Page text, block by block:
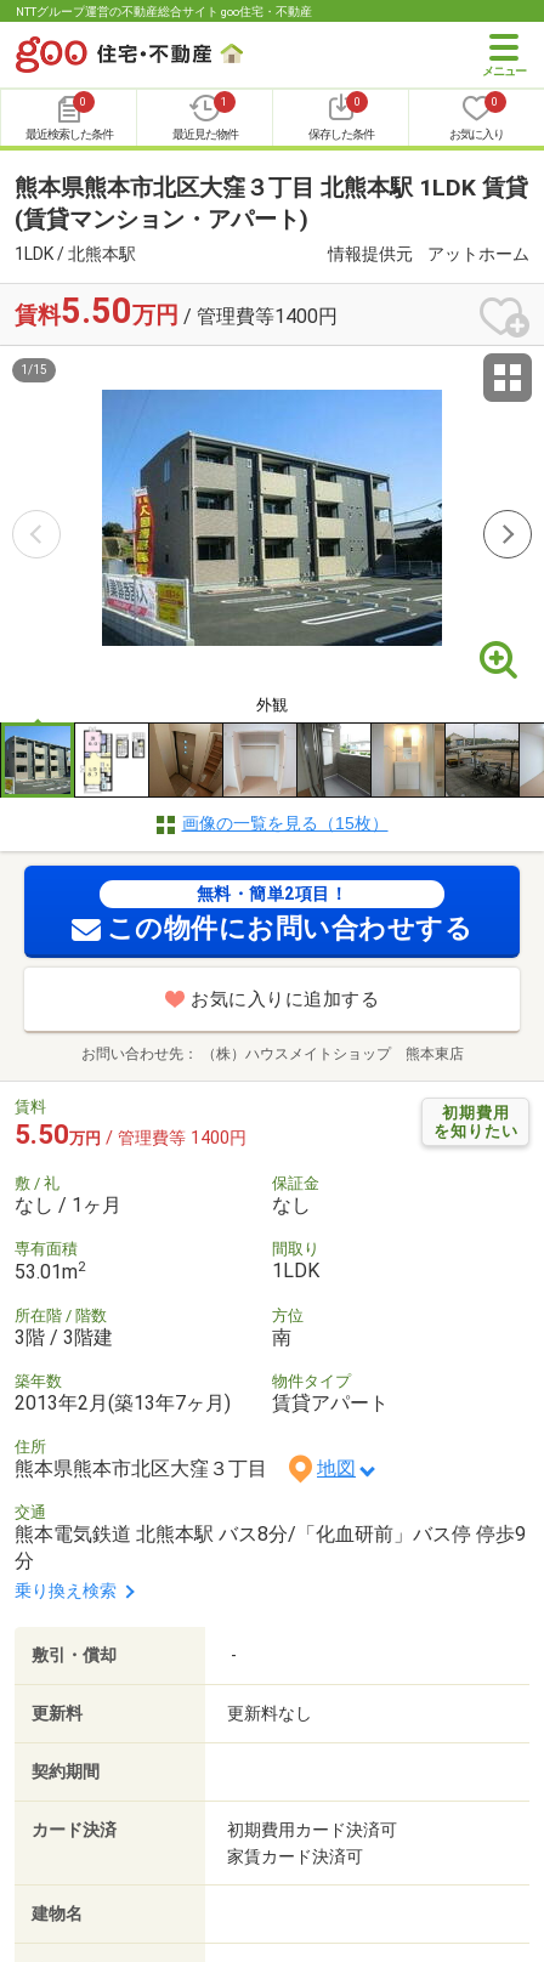
NTTグループ運営の不動産総合サイト goo住宅・不動産
0
最近検索した条件
1
最近見た物件
0
保存した条件
0
お気に入り
熊本県熊本市北区大窪３丁目 北熊本駅 1LDK 賃貸
(賃貸マンション・アパート)
1LDK / 北熊本駅 情報提供元 アットホーム
賃料5.50万円 / 管理費等1400円
外観
1 /15
画像の一覧を見る（15枚）
無料・簡単2項目！
この物件にお問い合わせする
お気に入りに追加する
お問い合わせ先 （株）ハウスメイトショップ 熊本東店
初期費用
を知りたい
賃料
5.50万円 / 管理費等 1400円
敷 / 礼
なし / 1ヶ月
保証金
なし
専有面積
53.01m2
間取り
1LDK
所在階 / 階数
3階 / 3階建
方位
南
築年数
2013年2月(築13年7ヶ月)
物件タイプ
賃貸アパート
住所
熊本県熊本市北区大窪３丁目 地図
交通
熊本電気鉄道 北熊本駅 バス8分/「化血研前」バス停 停歩9
分
乗り換え検索
敷引・償却 -
更新料 更新料なし
契約期間
カード決済
初期費用カード決済可
家賃カード決済可
建物名